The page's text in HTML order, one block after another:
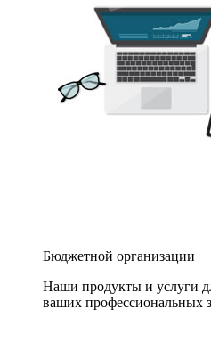
Бюджетной организации
Наши продукты и услуги
ваших профессиональных